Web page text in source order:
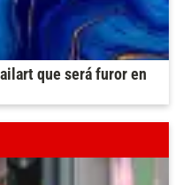
que será furor en